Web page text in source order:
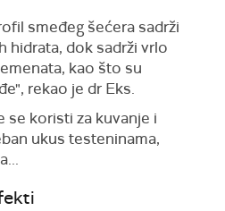
smeđeg šećera sadrži
hidrata, dok sadrži vrlo
kao što su
rekao je dr Eks.
se koristi za kuvanje i
ukus testeninama,